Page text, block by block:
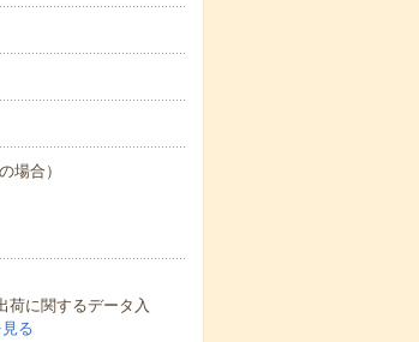
場合）
荷に関するデータ入
る